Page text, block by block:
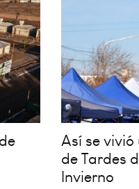
Así se
de Tardes
Invierno